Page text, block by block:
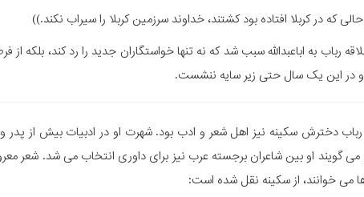
حالی که در کربلا افتاده بود کشتند، خداوند سرزمین کربلا را سیراب نکند.))
رباب به اباعبدالله سبب شد که نه تنها خواستگاران جدید را رد کند، بلکه
او در این یک سال حتی زیر سایه ننشست.
دخترش سکینه نیز اهل شعر و ادب بود. شهرت او در ادبیات بیش از پدر
می گویند او بین شاعران برجسته عرب نیز برای داوری انتخاب می شد. شعر
می خوانند، از سکینه نقل شده است: